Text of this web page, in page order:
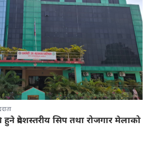
प्रदेशस्तरीय सिप तथा रोजगार मेलाको